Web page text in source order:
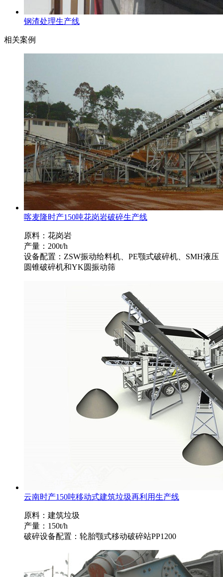
钢渣处理生产线
相关案例
喀麦隆时产150吨花岗岩破碎生产线
原料：花岗岩
产量：200t/h
设备配置：ZSW振动给料机、PE颚式破碎机、SMH液压
圆锥破碎机和YK圆振动筛
云南时产150吨移动式建筑垃圾再利用生产线
原料：建筑垃圾
产量：150t/h
破碎设备配置：轮胎颚式移动破碎站PP1200